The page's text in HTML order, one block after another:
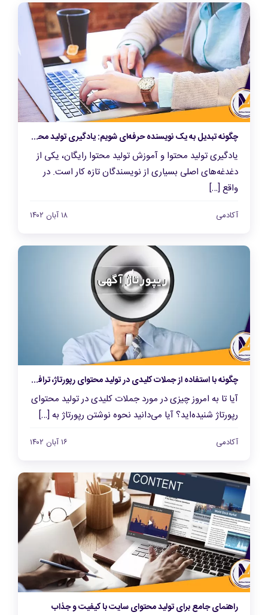
چگونه تبدیل به یک نویسنده حرفه‌ای شویم: یادگیری تولید محتوا از صفر تا صد
یادگیری تولید محتوا و آموزش تولید محتوا رایگان، یکی از
دغدغه‌های اصلی بسیاری از نویسندگان تازه کار است. در
واقع […]
آکادمی ۱۸ آبان ۱۴۰۲
چگونه با استفاده از جملات کلیدی در تولید محتوای رپورتاژ، ترافیک و فروش خود را افزایش دهیم؟
آیا تا به امروز چیزی در مورد جملات کلیدی در تولید محتوای
رپورتاژ شنیده‌اید؟ آیا می‌دانید نحوه نوشتن رپورتاژ به […]
آکادمی ۱۶ آبان ۱۴۰۲
راهنمای جامع برای تولید محتوای سایت با کیفیت و جذاب